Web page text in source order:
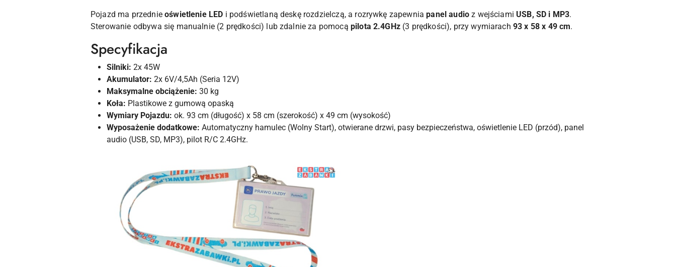
Pojazd ma przednieoświetlenie LED i podświetlaną deskę rozdzielczą, a rozrywkę zapewniapanel audio z wejściami USB, SD i MP3.
Sterowanie odbywa się manualnie (2 prędkości) lub zdalnie za pomocą pilota 2.4GHz(3 prędkości), przy wymiarach 93 x 58 x 49 cm.
Specyfikacja
Silniki: 2x 45W
Akumulator: 2x 6V/4,5Ah (Seria 12V)
Maksymalne obciążenie: 30 kg
Koła: Plastikowe z gumową opaską
Wymiary Pojazdu: ok. 93 cm (długość) x 58 cm (szerokość) x 49 cm (wysokość)
Wyposażenie dodatkowe: Automatyczny hamulec (Wolny Start), otwierane drzwi, pasy bezpieczeństwa, oświetlenie LED (przód), panel
audio (USB, SD, MP3), pilot R/C 2.4GHz.